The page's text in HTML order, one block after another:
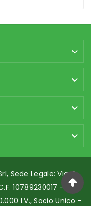




Sede Legale: Via G.
10789230017 - REA:
I.v., Socio Unico -